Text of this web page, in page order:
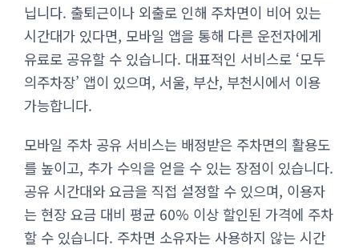
닙니다. 출퇴근이나 외출로 인해 주차면이 비어 있는
시간대가 있다면, 모바일 앱을 통해 다른 운전자에게
유료로 공유할 수 있습니다. 대표적인 서비스로 ‘모두
의주차장’ 앱이 있으며, 서울, 부산, 부천시에서 이용
가능합니다.
모바일 주차 공유 서비스는 배정받은 주차면의 활용도
를 높이고, 추가 수익을 얻을 수 있는 장점이 있습니다.
공유 시간대와 요금을 직접 설정할 수 있으며, 이용자
는 현장 요금 대비 평균 60% 이상 할인된 가격에 주차
할 수 있습니다. 주차면 소유자는 사용하지 않는 시간